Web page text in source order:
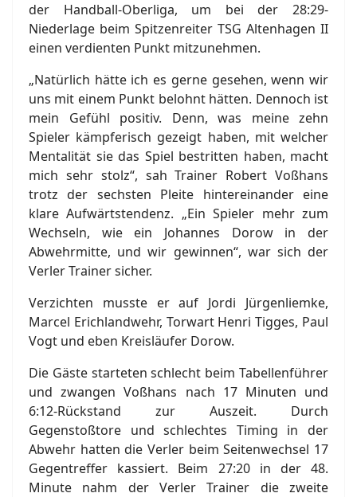
der Handball-Oberliga, um bei der 28:29-
Niederlage beim Spitzenreiter TSG Altenhagen II
einen verdienten Punkt mitzunehmen.
„Natürlich hätte ich es gerne gesehen, wenn wir
uns mit einem Punkt belohnt hätten. Dennoch ist
mein Gefühl positiv. Denn, was meine zehn
Spieler kämpferisch gezeigt haben, mit welcher
Mentalität sie das Spiel bestritten haben, macht
mich sehr stolz“, sah Trainer Robert Voßhans
trotz der sechsten Pleite hintereinander eine
klare Aufwärtstendenz. „Ein Spieler mehr zum
Wechseln, wie ein Johannes Dorow in der
Abwehrmitte, und wir gewinnen“, war sich der
Verler Trainer sicher.
Verzichten musste er auf Jordi Jürgenliemke,
Marcel Erichlandwehr, Torwart Henri Tigges, Paul
Vogt und eben Kreisläufer Dorow.
Die Gäste starteten schlecht beim Tabellenführer
und zwangen Voßhans nach 17 Minuten und
6:12-Rückstand zur Auszeit. Durch
Gegenstoßtore und schlechtes Timing in der
Abwehr hatten die Verler beim Seitenwechsel 17
Gegentreffer kassiert. Beim 27:20 in der 48.
Minute nahm der Verler Trainer die zweite